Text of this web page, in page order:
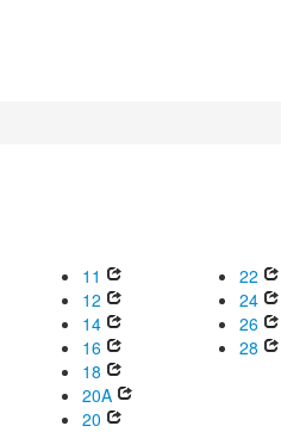
11
12
14
16
18
20A
20
22
24
26
28